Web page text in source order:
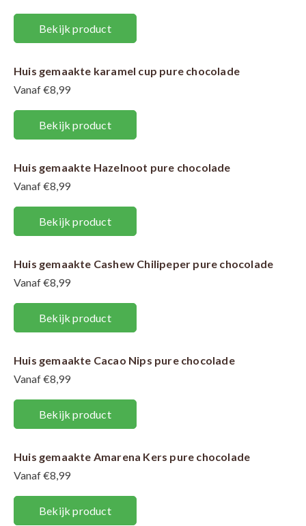
Bekijk product
Huis gemaakte karamel cup pure chocolade
Vanaf €8,99
Bekijk product
Huis gemaakte Hazelnoot pure chocolade
Vanaf €8,99
Bekijk product
Huis gemaakte Cashew Chilipeper pure chocolade
Vanaf €8,99
Bekijk product
Huis gemaakte Cacao Nips pure chocolade
Vanaf €8,99
Bekijk product
Huis gemaakte Amarena Kers pure chocolade
Vanaf €8,99
Bekijk product